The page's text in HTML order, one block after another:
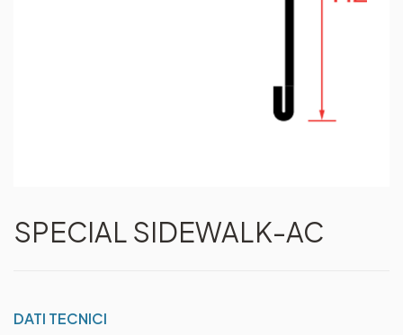
SPECIAL SIDEWALK-AC
DATI TECNICI